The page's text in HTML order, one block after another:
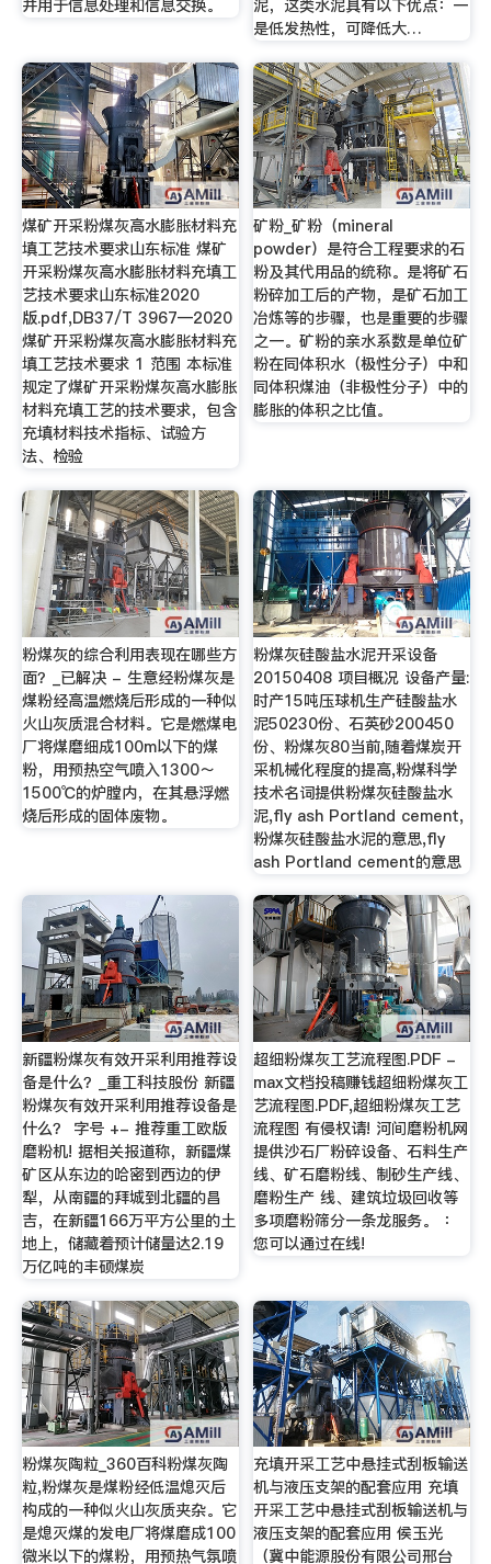
并用于信息处理和信息交换。
泥，这类水泥具有以下优点：一
是低发热性，可降低大…
煤矿开采粉煤灰高水膨胀材料充
填工艺技术要求山东标准 煤矿
开采粉煤灰高水膨胀材料充填工
艺技术要求山东标准2020
版.pdf,DB37/T 3967—2020
煤矿开采粉煤灰高水膨胀材料充
填工艺技术要求 1 范围 本标准
规定了煤矿开采粉煤灰高水膨胀
材料充填工艺的技术要求，包含
充填材料技术指标、试验方
法、检验
矿粉_矿粉（mineral
powder）是符合工程要求的石
粉及其代用品的统称。是将矿石
粉碎加工后的产物，是矿石加工
冶炼等的步骤，也是重要的步骤
之一。矿粉的亲水系数是单位矿
粉在同体积水（极性分子）中和
同体积煤油（非极性分子）中的
膨胀的体积之比值。
粉煤灰的综合利用表现在哪些方
面？_已解决 - 生意经粉煤灰是
煤粉经高温燃烧后形成的一种似
火山灰质混合材料。它是燃煤电
厂将煤磨细成100m以下的煤
粉，用预热空气喷入1300～
1500℃的炉膛内，在其悬浮燃
烧后形成的固体废物。
粉煤灰硅酸盐水泥开采设备
20150408 项目概况 设备产量:
时产15吨压球机生产硅酸盐水
泥50230份、石英砂200450
份、粉煤灰80当前,随着煤炭开
采机械化程度的提高,粉煤科学
技术名词提供粉煤灰硅酸盐水
泥,fly ash Portland cement,
粉煤灰硅酸盐水泥的意思,fly
ash Portland cement的意思
新疆粉煤灰有效开采利用推荐设
备是什么？_重工科技股份 新疆
粉煤灰有效开采利用推荐设备是
什么？ 字号 +- 推荐重工欧版
磨粉机! 据相关报道称，新疆煤
矿区从东边的哈密到西边的伊
犁，从南疆的拜城到北疆的昌
吉，在新疆166万平方公里的土
地上，储藏着预计储量达2.19
万亿吨的丰硕煤炭
超细粉煤灰工艺流程图.PDF -
max文档投稿赚钱超细粉煤灰工
艺流程图.PDF,超细粉煤灰工艺
流程图 有侵权请! 河间磨粉机网
提供沙石厂粉碎设备、石料生产
线、矿石磨粉线、制砂生产线、
磨粉生产 线、建筑垃圾回收等
多项磨粉筛分一条龙服务。 ：
您可以通过在线!
粉煤灰陶粒_360百科粉煤灰陶
粒,粉煤灰是煤粉经低温熄灭后
构成的一种似火山灰质夹杂。它
是熄灭煤的发电厂将煤磨成100
微米以下的煤粉，用预热气氛喷
充填开采工艺中悬挂式刮板输送
机与液压支架的配套应用 充填
开采工艺中悬挂式刮板输送机与
液压支架的配套应用 侯玉光
（冀中能源股份有限公司邢台